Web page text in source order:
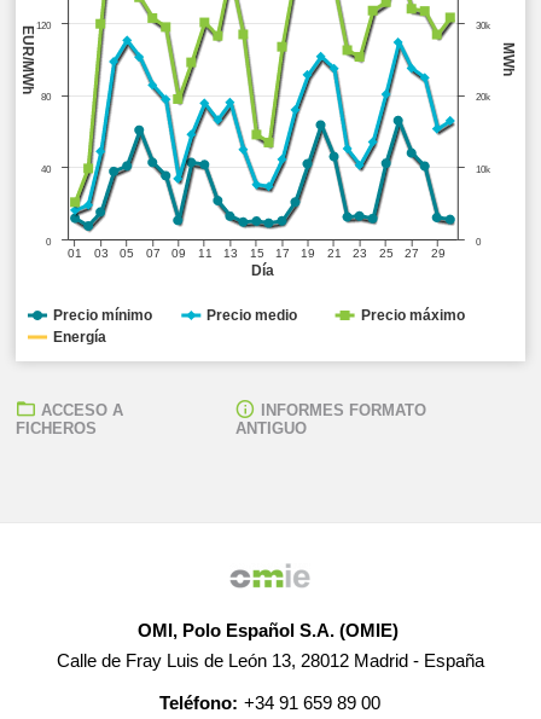
Día
MWh
EUR/MWh
01 07 13 19 25
03 05 09 11 15 17 21 23 27 29
0
10k
20k
30k
0
40
80
120
Precio mínimo Precio medio
Precio máximo
Energía
ACCESO A
FICHEROS
INFORMES FORMATO
ANTIGUO
OMI, Polo Español S.A. (OMIE)
Calle de Fray Luis de León 13, 28012 Madrid - España
Teléfono: +34 91 659 89 00